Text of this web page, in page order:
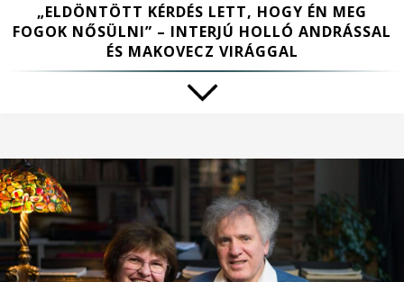
„ELDÖNTÖTT KÉRDÉS LETT, HOGY ÉN MEG
FOGOK NŐSÜLNI” – INTERJÚ HOLLÓ ANDRÁSSAL
ÉS MAKOVECZ VIRÁGGAL